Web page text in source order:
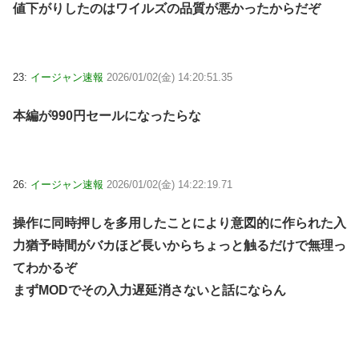
値下がりしたのはワイルズの品質が悪かったからだぞ
23: イージャン速報 2026/01/02(金) 14:20:51.35
本編が990円セールになったらな
26: イージャン速報 2026/01/02(金) 14:22:19.71
操作に同時押しを多用したことにより意図的に作られた入
力猶予時間がバカほど長いからちょっと触るだけで無理っ
てわかるぞ
まずMODでその入力遅延消さないと話にならん